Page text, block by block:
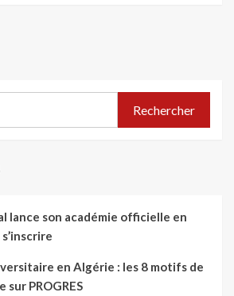
Rechercher
lance son académie officielle en
en Algérie : les 8 motifs de
PROGRES